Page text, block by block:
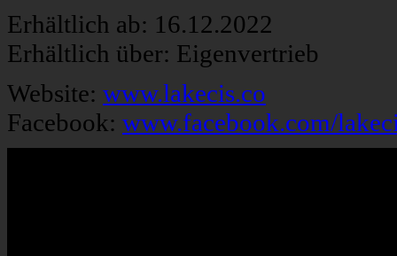
Erhältlich ab: 16.12.2022
Erhältlich über: Eigenvertrieb
Website: www.lakecis.co
Facebook: www.facebook.com/